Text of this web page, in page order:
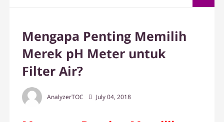
Mengapa Penting Memilih
Merek pH Meter untuk
Filter Air?
AnalyzerTOC July 04, 2018